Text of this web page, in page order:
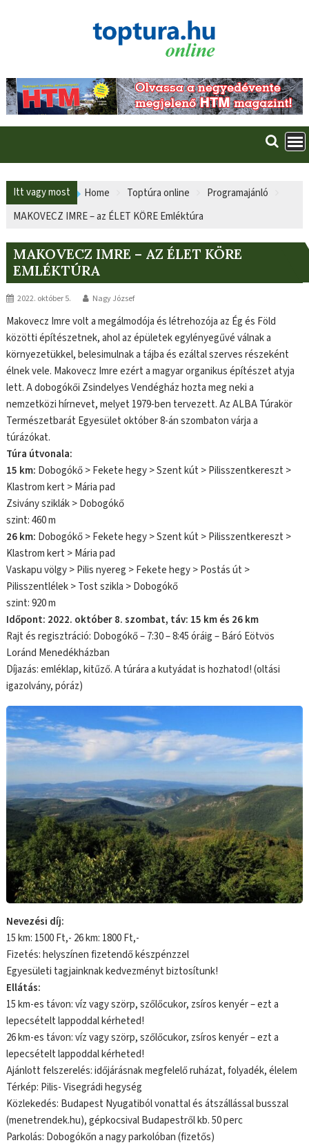
Itt vagy most Home Toptúra online
Programajánló
MAKOVECZ IMRE – az ÉLET KÖRE Emléktúra
MAKOVECZ IMRE – AZ ÉLET KÖRE
EMLÉKTÚRA
2022. október 5. Nagy József
Makovecz Imre volt a megálmodója és létrehozója az Ég és Föld
közötti építészetnek, ahol az épületek egylényegűvé válnak a
környezetükkel, belesimulnak a tájba és ezáltal szerves részeként
élnek vele. Makovecz Imre ezért a magyar organikus építészet atyja
lett. A dobogókői Zsindelyes Vendégház hozta meg neki a
nemzetközi hírnevet, melyet 1979-ben tervezett. Az ALBA Túrakör
Természetbarát Egyesület október 8-án szombaton várja a
túrázókat.
Túra útvonala:
15 km: Dobogókő > Fekete hegy > Szent kút > Pilisszentkereszt >
Klastrom kert > Mária pad
Zsivány sziklák > Dobogókő
szint: 460 m
26 km: Dobogókő > Fekete hegy > Szent kút > Pilisszentkereszt >
Klastrom kert > Mária pad
Vaskapu völgy > Pilis nyereg > Fekete hegy > Postás út >
Pilisszentlélek > Tost szikla > Dobogókő
szint: 920 m
Időpont: 2022. október 8. szombat, táv: 15 km és 26 km
Rajt és regisztráció: Dobogókő – 7:30 – 8:45 óráig – Báró Eötvös
Loránd Menedékházban
Díjazás: emléklap, kitűző. A túrára a kutyádat is hozhatod! (oltási
igazolvány, póráz)
Nevezési díj:
15 km: 1500 Ft,- 26 km: 1800 Ft,-
Fizetés: helyszínen fizetendő készpénzzel
Egyesületi tagjainknak kedvezményt biztosítunk!
Ellátás:
15 km-es távon: víz vagy szörp, szőlőcukor, zsíros kenyér – ezt a
lepecsételt lappoddal kérheted!
26 km-es távon: víz vagy szörp, szőlőcukor, zsíros kenyér – ezt a
lepecsételt lappoddal kérheted!
Ajánlott felszerelés: időjárásnak megfelelő ruházat, folyadék, élelem
Térkép: Pilis- Visegrádi hegység
Közlekedés: Budapest Nyugatiból vonattal és átszállással busszal
(menetrendek.hu), gépkocsival Budapestről kb. 50 perc
Parkolás: Dobogókőn a nagy parkolóban (fizetős)